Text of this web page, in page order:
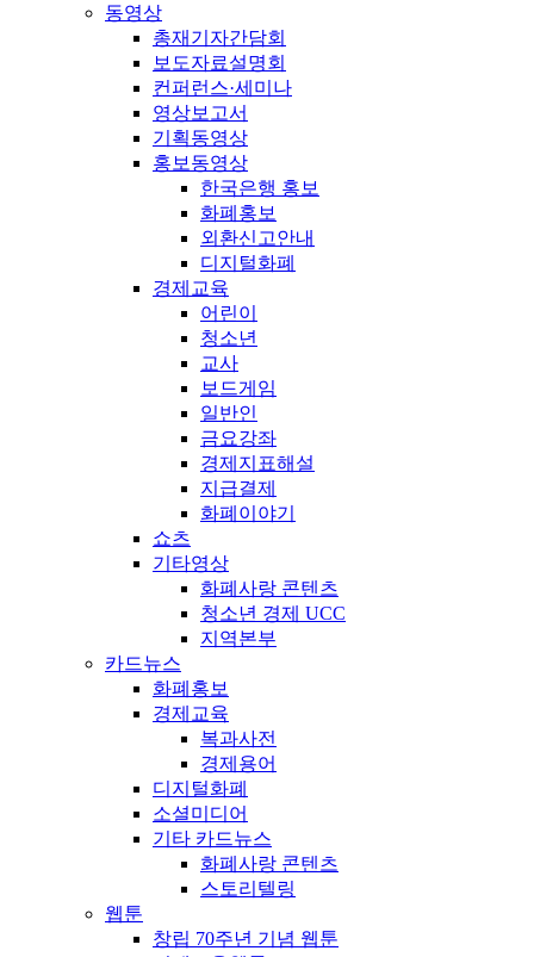
동영상
총재기자간담회
보도자료설명회
컨퍼런스·세미나
영상보고서
기획동영상
홍보동영상
한국은행 홍보
화폐홍보
외환신고안내
디지털화폐
경제교육
어린이
청소년
교사
보드게임
일반인
금요강좌
경제지표해설
지급결제
화폐이야기
쇼츠
기타영상
화폐사랑 콘텐츠
청소년 경제 UCC
지역본부
카드뉴스
화폐홍보
경제교육
복과사전
경제용어
디지털화폐
소셜미디어
기타 카드뉴스
화폐사랑 콘텐츠
스토리텔링
웹툰
창립 70주년 기념 웹툰